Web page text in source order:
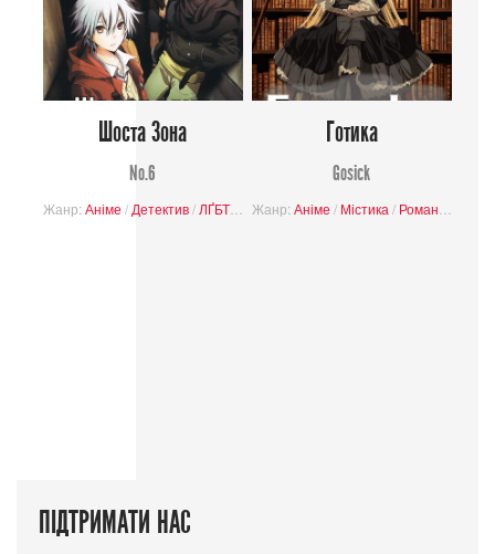
Шоста Зона
No.6
Жанр: Аніме / Детектив/ ЛҐБТ+ Фантастика/ Завершені проєкти
Готика
Gosick
Жанр: Аніме / Містика / Романтика
ПІДТРИМАТИ НАС